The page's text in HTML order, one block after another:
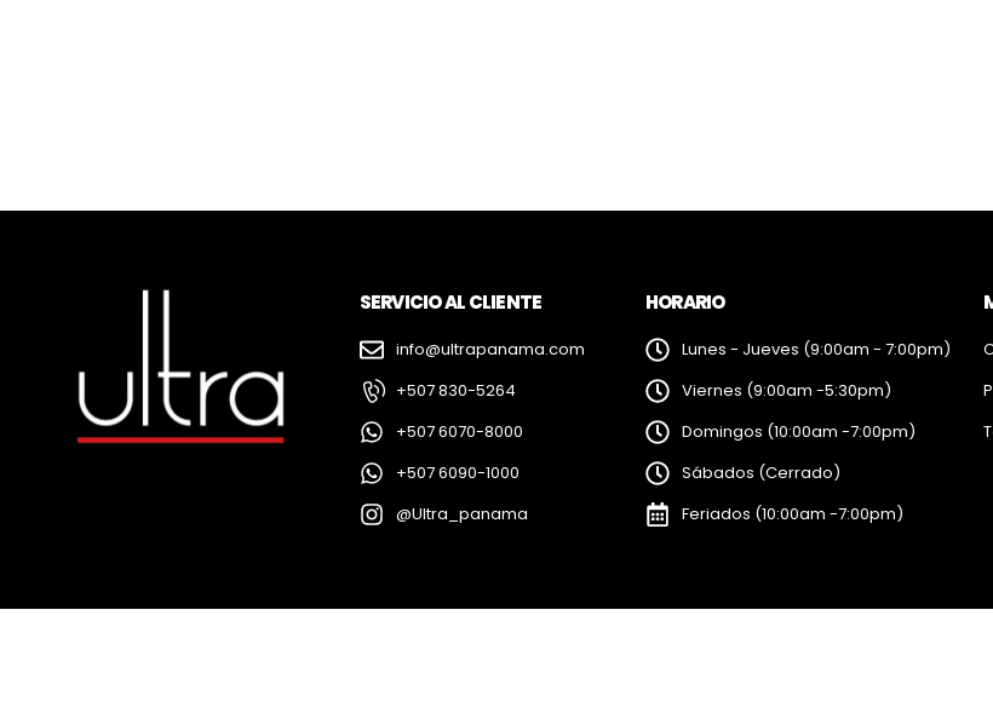
SERVICIO AL CLIENTE
info@ultrapanama.com
+507 830-5264
+507 6070-8000
+507 6090-1000
@Ultra_panama
HORARIO
Lunes - Jueves (9:00am - 7:00pm)
Viernes (9:00am -5:30pm)
Domingos (10:00am -7:00pm)
Sábados (Cerrado)
Feriados (10:00am -7:00pm)